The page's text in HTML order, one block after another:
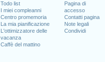
Todo list
I miei compleanni
Centro promemoria
La mia pianificazione
L'ottimizzatore delle
vacanza
Caffè del mattino
Pagina di
accesso
Contatti pagina
Note legali
Condividi